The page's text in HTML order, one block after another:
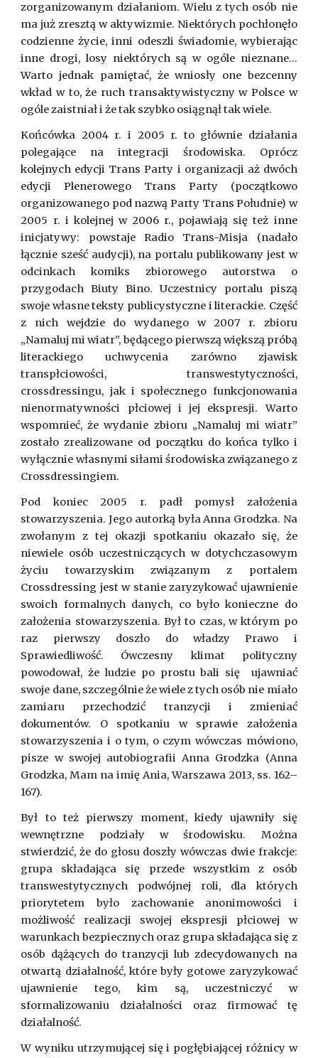
zorganizowanym działaniom. Wielu z tych osób nie
ma już zresztą w aktywizmie. Niektórych pochłonęło
codzienne życie, inni odeszli świadomie, wybierając
inne drogi, losy niektórych są w ogóle nieznane...
Warto jednak pamiętać, że wniosły one bezcenny
wkład w to, że ruch transaktywistyczny w Polsce w
ogóle zaistniał i że tak szybko osiągnął tak wiele.
Końcówka 2004 r. i 2005 r. to głównie działania
polegające na integracji środowiska. Oprócz
kolejnych edycji Trans Party i organizacji aż dwóch
edycji Plenerowego Trans Party (początkowo
organizowanego pod nazwą Party Trans Południe) w
2005 r. i kolejnej w 2006 r., pojawiają się też inne
inicjatywy: powstaje Radio Trans-Misja (nadało
łącznie sześć audycji), na portalu publikowany jest w
odcinkach komiks zbiorowego autorstwa o
przygodach Biuty Bino. Uczestnicy portalu piszą
swoje własne teksty publicystyczne i literackie. Część
z nich wejdzie do wydanego w 2007 r. zbioru
„Namaluj mi wiatr”, będącego pierwszą większą próbą
literackiego uchwycenia zarówno zjawisk
transpłciowości, transwestytyczności,
crossdressingu, jak i społecznego funkcjonowania
nienormatywności płciowej i jej ekspresji. Warto
wspomnieć, że wydanie zbioru „Namaluj mi wiatr”
zostało zrealizowane od początku do końca tylko i
wyłącznie własnymi siłami środowiska związanego z
Crossdressingiem.
Pod koniec 2005 r. padł pomysł założenia
stowarzyszenia. Jego autorką była Anna Grodzka. Na
zwołanym z tej okazji spotkaniu okazało się, że
niewiele osób uczestniczących w dotychczasowym
życiu towarzyskim związanym z portalem
Crossdressing jest w stanie zaryzykować ujawnienie
swoich formalnych danych, co było konieczne do
założenia stowarzyszenia. Był to czas, w którym po
raz pierwszy doszło do władzy Prawo i
Sprawiedliwość. Ówczesny klimat polityczny
powodował, że ludzie po prostu bali się ujawniać
swoje dane, szczególnie że wiele z tych osób nie miało
zamiaru przechodzić tranzycji i zmieniać
dokumentów. O spotkaniu w sprawie założenia
stowarzyszenia i o tym, o czym wówczas mówiono,
pisze w swojej autobiografii Anna Grodzka (Anna
Grodzka, Mam na imię Ania, Warszawa 2013, ss. 162–
167).
Był to też pierwszy moment, kiedy ujawniły się
wewnętrzne podziały w środowisku. Można
stwierdzić, że do głosu doszły wówczas dwie frakcje:
grupa składająca się przede wszystkim z osób
transwestytycznych podwójnej roli, dla których
priorytetem było zachowanie anonimowości i
możliwość realizacji swojej ekspresji płciowej w
warunkach bezpiecznych oraz grupa składająca się z
osób dążących do tranzycji lub zdecydowanych na
otwartą działalność, które były gotowe zaryzykować
ujawnienie tego, kim są, uczestniczyć w
sformalizowaniu działalności oraz firmować tę
działalność.
W wyniku utrzymującej się i pogłębiającej różnicy w